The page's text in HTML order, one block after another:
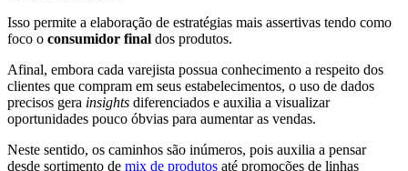
Isso permite a elaboração de estratégias mais assertivas tendo como
foco o consumidor final dos produtos.
Afinal, embora cada varejista possua conhecimento a respeito dos
clientes que compram em seus estabelecimentos, o uso de dados
precisos gera insights diferenciados e auxilia a visualizar
oportunidades pouco óbvias para aumentar as vendas.
Neste sentido, os caminhos são inúmeros, pois auxilia a pensar
desde sortimento de mix de produtos até promoções de linhas